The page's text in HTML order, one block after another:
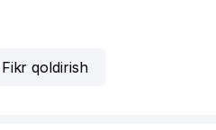
Fikr qoldirish